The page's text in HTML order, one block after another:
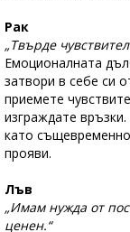
Рак
„Твърде
Емоционалната
затвори в себе си
приемете
изграждате
като
прояви.
Лъв
„Имам нужда от
ценен.“